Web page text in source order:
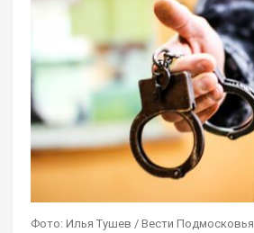
Фото: Илья Тушев / Вести Подмосковья